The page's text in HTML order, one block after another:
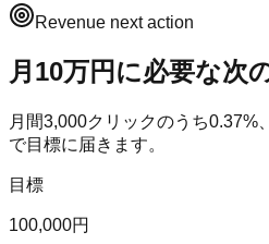
Revenue next action
月10万円に必要な次
月間3,000クリックのうち0.37%
で目標に届きます。
目標
100,000円